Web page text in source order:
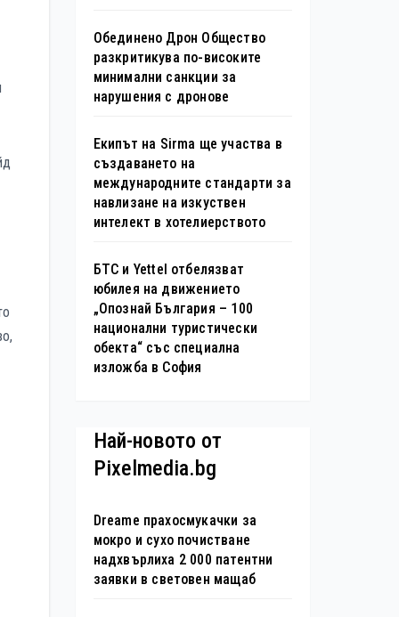
Обединено Дрон Общество
разкритикува по-високите
минимални санкции за
нарушения с дронове
Екипът на Sirma ще участва в
създаването на
международните стандарти за
навлизане на изкуствен
интелект в хотелиерството
БТС и Yettel отбелязват
юбилея на движението
„Опознай България – 100
национални туристически
обекта“ със специална
изложба в София
Най-новото от
Pixelmedia.bg
Dreame прахосмукачки за
мокро и сухо почистване
надхвърлиха 2 000 патентни
заявки в световен мащаб